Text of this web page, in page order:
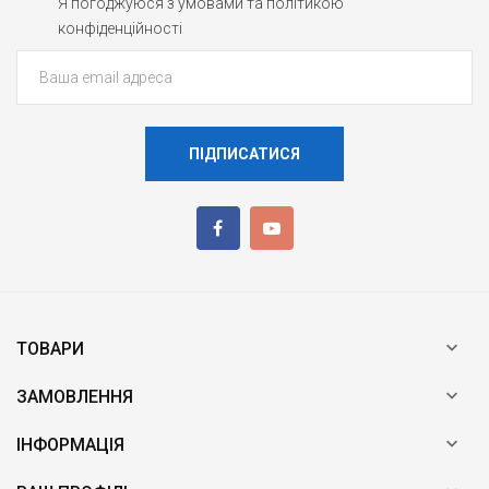
конфіденційності
ПІДПИСАТИСЯ
ТОВАРИ 
ЗАМОВЛЕННЯ 
ІНФОРМАЦІЯ 